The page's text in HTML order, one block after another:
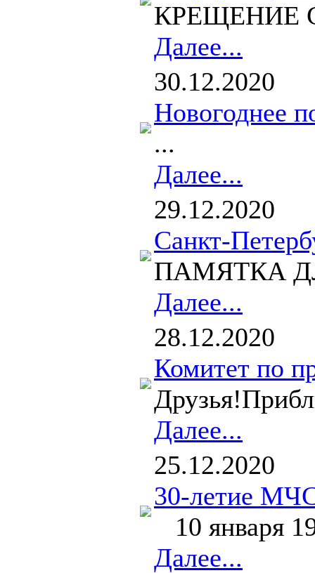
КРЕЩЕНИЕ
Далее...
30.12.2020
Новогоднее
...
Далее...
29.12.2020
Санкт-
ПАМЯТКА ДЛЯ
Далее...
28.12.2020
Комитет по
Далее...
25.12.2020
30-летие
10 января
Далее...